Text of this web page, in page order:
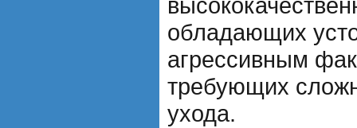
обладающих
агрессивным
требующих
ухода.